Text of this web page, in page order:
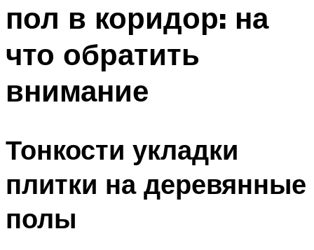
пол в коридор: на
что обратить
внимание
Тонкости укладки
плитки на деревянные
полы